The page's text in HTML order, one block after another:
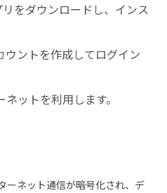
をダウンロードし、インス
ウントを作成してログイン
ットを利用します。
ーネット通信が暗号化され、デ